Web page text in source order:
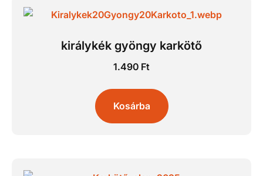
királykék gyöngy karkötő
1.490 Ft
Kosárba